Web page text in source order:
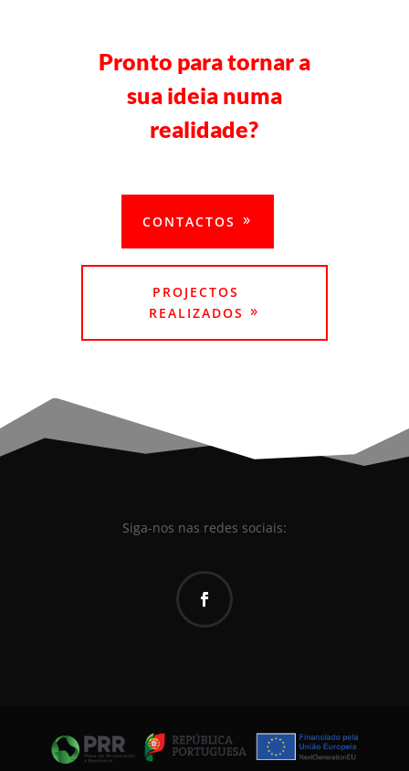
Pronto para tornar a
sua ideia numa
realidade?
CONTACTOS
PROJECTOS
REALIZADOS
Siga-nos nas redes sociais: